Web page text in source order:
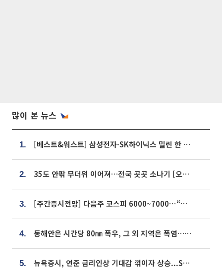
많이 본 뉴스
1. [베스트&워스트] 삼성전자·SK하이닉스 밀린 한 주…상상인증권은 85% 급등
2. 35도 안팎 무더위 이어져…전국 곳곳 소나기 [오늘 날씨]
3. [주간증시전망] 다음주 코스피 6000~7000⋯“外人 수급은 정책이 변수”
4. 동해안은 시간당 80㎜ 폭우, 그 외 지역은 폭염…‘극과 극 날씨’
5. 뉴욕증시, 연준 금리인상 기대감 꺾이자 상승...S&P500 사상 최고치 [종합]